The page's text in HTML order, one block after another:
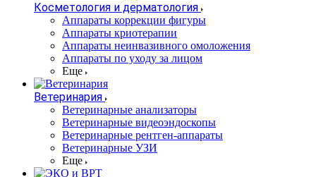
Косметология и дерматология
Аппараты коррекции фигуры
Аппараты криотерапии
Аппараты неинвазивного омоложения
Аппараты по уходу за лицом
Еще
Ветеринария
Ветеринарные анализаторы
Ветеринарные видеоэндоскопы
Ветеринарные рентген-аппараты
Ветеринарные УЗИ
Еще